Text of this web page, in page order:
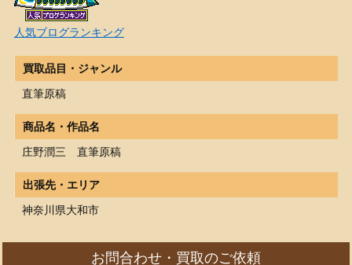
人気ブログランキング
買取品目・ジャンル
直筆原稿
商品名・作品名
庄野潤三 直筆原稿
出張先・エリア
神奈川県大和市
お問合わせ・買取のご依頼